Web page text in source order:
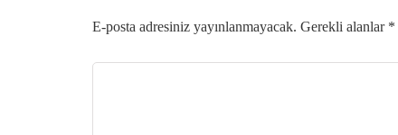
E-posta adresiniz yayınlanmayacak. Gerekli alanlar *